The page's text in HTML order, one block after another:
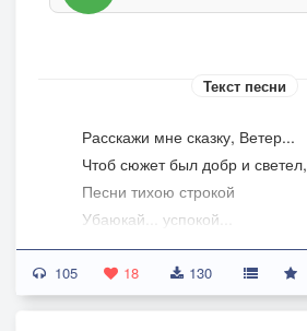
Текст песни
Расскажи мне сказку, Ветер...
Чтоб сюжет был добр и светел,
Песни тихою строкой
Убаюкай... успокой...
Раскажи о правде, чести,
О бессмысленности мести,
О судьбе, что справедлива
105 18 130